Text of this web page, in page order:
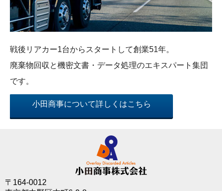
戦後リアカー1台からスタートして創業51年。
廃棄物回収と機密文書・データ処理のエキスパート集団
です。
小田商事について詳しくはこちら
〒164-0012